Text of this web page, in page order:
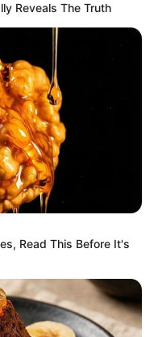
Reveals The Truth
Read This Before It's